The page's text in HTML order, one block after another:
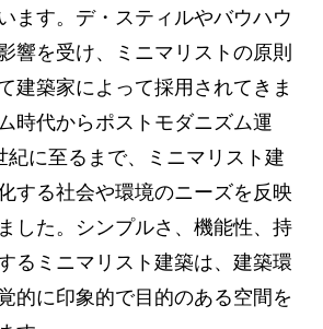
ます。デ・スティルやバウハウ
響を受け、ミニマリストの原則
建築家によって採用されてきま
時代からポストモダニズム運
紀に至るまで、ミニマリスト建
する社会や環境のニーズを反映
した。シンプルさ、機能性、持
るミニマリスト建築は、建築環
的に印象的で目的のある空間を